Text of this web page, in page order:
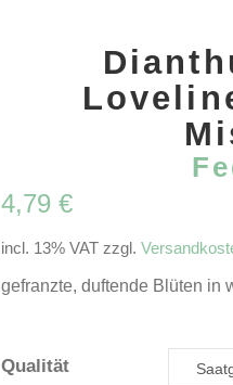
4,79 €
incl. 13% VAT zzgl.
gefranzte, duftende Blüten in
Qualität